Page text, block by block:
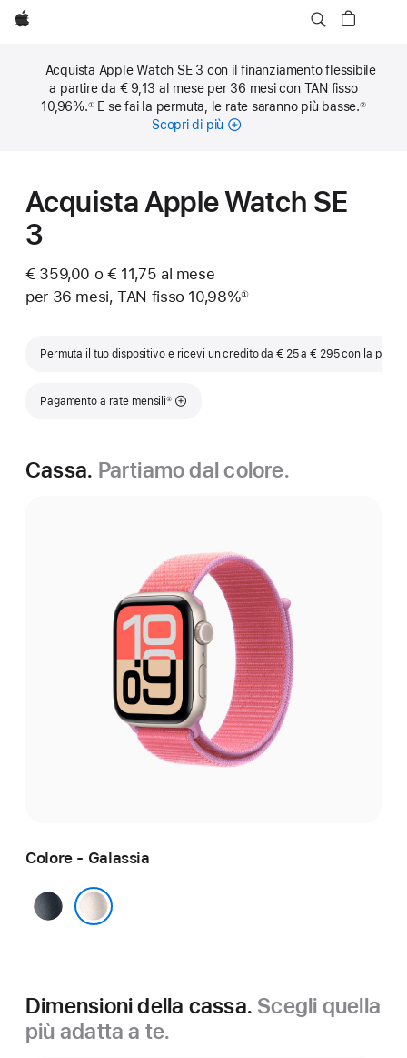
Apple
Acquista Apple Watch SE 3 con il finanziamento flessibile
a partire da € 9,13 al mese per 36 mesi con TAN fisso
10,96%.①E se fai la permuta, le rate saranno più basse.②
Scopri di più sulle
Acquista Apple Watch SE
3
€ 359,00 o € 11,75 al mese
per 36 mesi, TAN fisso 10,98%①
Permuta il tuo dispositivo e ricevi un credito da € 25 a € 295 con la
Pagamento a rate mensili
Nota
①
Cassa. Partiamo dal colore.
Colore - Galassia
Mezzanotte
Dimensioni della cassa. Scegli quella
più adatta a te.